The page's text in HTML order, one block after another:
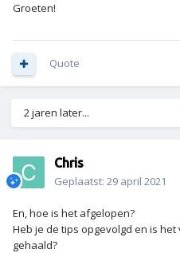
Groeten!
Quote
2 jaren later...
Chris
Geplaatst: 29 april 2021
En, hoe is het afgelopen?
Heb je de tips opgevolgd en is
gehaald?